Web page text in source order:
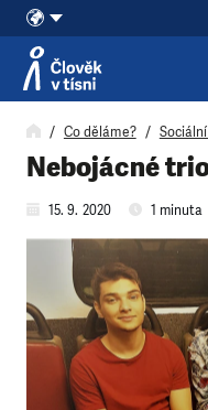
Přeskočit na obsah
Co děláme?
Nebojácné
15. 9. 2020 1 minuta